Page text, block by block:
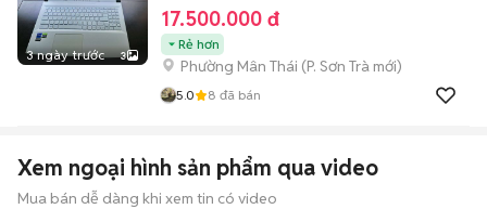
3 ngày trước 3
17.500.000 đ
Rẻ hơn
Phường Mân Thái (P. Sơn Trà mới)
5.0 8 đã bán
Xem ngoại hình sản phẩm qua video
Mua bán dễ dàng khi xem tin có video